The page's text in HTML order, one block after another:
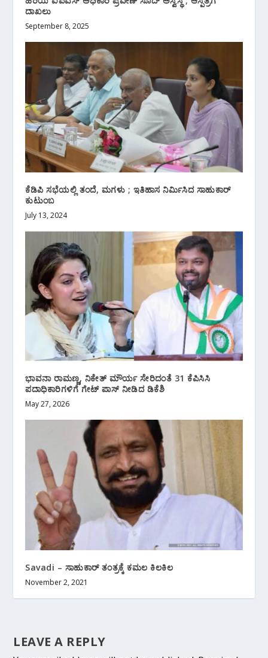
ದಾಖಲು
September 8, 2025
ಕೆಡಿಪಿ ಸಭೆಯಲ್ಲಿ ತಂದೆ, ಮಗಳು ; ಇತಿಹಾಸ ನಿರ್ಮಿಸಿದ ಸಾಹುಕಾರ್
ಕುಟುಂಬ
July 13, 2024
ಭಾವನಾ ರಾಮಣ್ಣ, ನಿಕೇತ್ ಮೌರ್ಯ ಸೇರಿದಂತೆ 31 ಕೆಪಿಸಿಸಿ
ಪದಾಧಿಕಾರಿಗಳಿಗೆ ಗೇಟ್ ಪಾಸ್ ನೀಡಿದ ಡಿಕೆಶಿ
May 27, 2026
Savadi – ಸಾಹುಕಾರ್ ತಂತ್ರಕ್ಕೆ ಕಮಲ ಕಿಲಕಿಲ
November 2, 2021
LEAVE A REPLY